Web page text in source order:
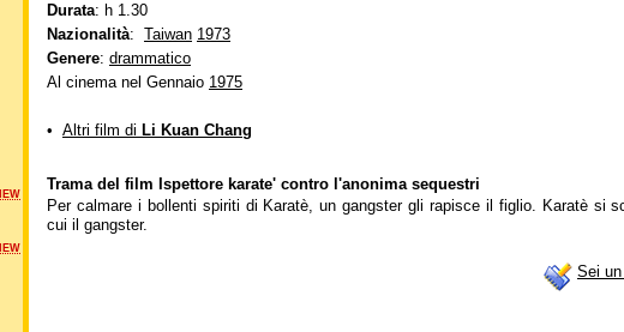
Durata: h 1.30
Nazionalità: Taiwan 1973
Genere: drammatico
Al cinema nel Gennaio 1975
• Altri film di Li Kuan Chang
Trama del film Ispettore karate' contro l'anonima sequestri
Per calmare i bollenti spiriti di Karatè, un gangster gli rapisce il figlio. Karatè si
cui il gangster.
Sei